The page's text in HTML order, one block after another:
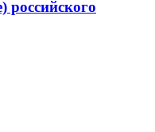
российского